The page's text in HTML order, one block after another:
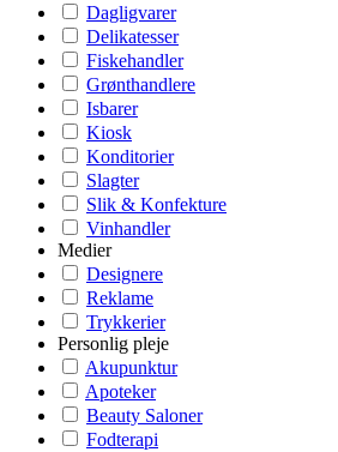
Dagligvarer
Delikatesser
Fiskehandler
Grønthandlere
Isbarer
Kiosk
Konditorier
Slagter
Slik & Konfekture
Vinhandler
Medier
Designere
Reklame
Trykkerier
Personlig pleje
Akupunktur
Apoteker
Beauty Saloner
Fodterapi